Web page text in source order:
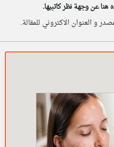
هنا عن وجهة نظر كاتبيها.
و العنوان الاكتروني للمقالة.